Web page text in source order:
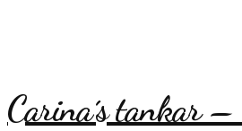
Carina´s tankar –